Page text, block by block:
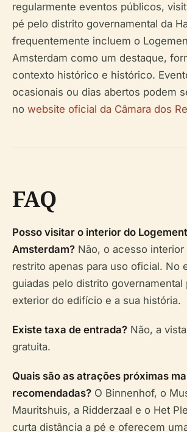
regularmente eventos públicos,
pé pelo distrito governamental da
frequentemente incluem o
Amsterdam como um destaque,
contexto histórico e histórico.
ocasionais ou dias abertos podem
no website oficial da Câmara dos
FAQ
Posso visitar o interior do
Amsterdam? Não, o acesso
restrito apenas para uso oficial. No
guiadas pelo distrito
exterior do edifício e a sua história.
Existe taxa de entrada? Não, a
gratuita.
Quais são as atrações próximas
recomendadas? O Binnenhof, o
Mauritshuis, a Ridderzaal e o Het
curta distância a pé e oferecem